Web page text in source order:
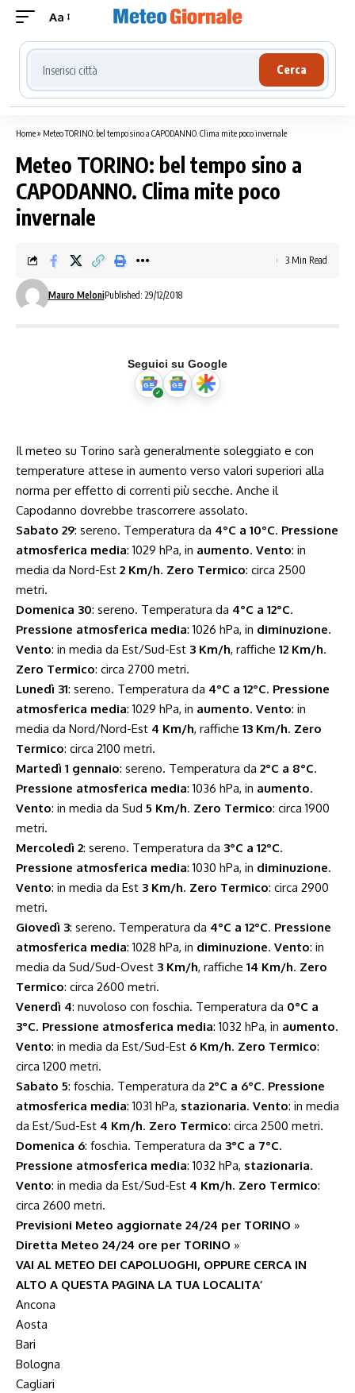
Aa
Cerca località meteo
Cerca
Home» Meteo TORINO: bel tempo sino a CAPODANNO. Clima mite poco invernale
Meteo TORINO: bel tempo sino a
CAPODANNO. Clima mite poco
invernale
Mauro MeloniPublished: 29/12/2018
3 Min Read
Seguici su Google
Il meteo su Torino sarà generalmente soleggiato e con
temperature attese in aumento verso valori superiori alla
norma per effetto di correnti più secche. Anche il
Capodanno dovrebbe trascorrere assolato.
Sabato 29: sereno. Temperatura da 4°C a 10°C. Pressione
atmosferica media: 1029 hPa, in aumento. Vento: in
media da Nord-Est 2 Km/h. Zero Termico: circa 2500
metri.
Domenica 30: sereno. Temperatura da 4°C a 12°C.
Pressione atmosferica media: 1026 hPa, in diminuzione.
Vento: in media da Est/Sud-Est 3 Km/h, raffiche 12 Km/h.
Zero Termico: circa 2700 metri.
Lunedì 31: sereno. Temperatura da 4°C a 12°C. Pressione
atmosferica media: 1029 hPa, in aumento. Vento: in
media da Nord/Nord-Est 4 Km/h, raffiche 13 Km/h. Zero
Termico: circa 2100 metri.
Martedì 1 gennaio: sereno. Temperatura da 2°C a 8°C.
Pressione atmosferica media: 1036 hPa, in aumento.
Vento: in media da Sud 5 Km/h. Zero Termico: circa 1900
metri.
Mercoledì 2: sereno. Temperatura da 3°C a 12°C.
Pressione atmosferica media: 1030 hPa, in diminuzione.
Vento: in media da Est 3 Km/h. Zero Termico: circa 2900
metri.
Giovedì 3: sereno. Temperatura da 4°C a 12°C. Pressione
atmosferica media: 1028 hPa, in diminuzione. Vento: in
media da Sud/Sud-Ovest 3 Km/h, raffiche 14 Km/h. Zero
Termico: circa 2600 metri.
Venerdì 4: nuvoloso con foschia. Temperatura da 0°C a
3°C. Pressione atmosferica media: 1032 hPa, in aumento.
Vento: in media da Est/Sud-Est 6 Km/h. Zero Termico:
circa 1200 metri.
Sabato 5: foschia. Temperatura da 2°C a 6°C. Pressione
atmosferica media: 1031 hPa, stazionaria. Vento: in media
da Est/Sud-Est 4 Km/h. Zero Termico: circa 2500 metri.
Domenica 6: foschia. Temperatura da 3°C a 7°C.
Pressione atmosferica media: 1032 hPa, stazionaria.
Vento: in media da Est/Sud-Est 4 Km/h. Zero Termico:
circa 2600 metri.
Previsioni Meteo aggiornate 24/24 per TORINO »
Diretta Meteo 24/24 ore per TORINO »
VAI AL METEO DEI CAPOLUOGHI, OPPURE CERCA IN
ALTO A QUESTA PAGINA LA TUA LOCALITA’
Ancona
Aosta
Bari
Bologna
Cagliari